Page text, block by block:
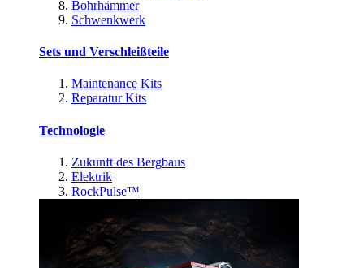
Bohrhämmer
Schwenkwerk
Sets und Verschleißteile
Maintenance Kits
Reparatur Kits
Technologie
Zukunft des Bergbaus
Elektrik
RockPulse™